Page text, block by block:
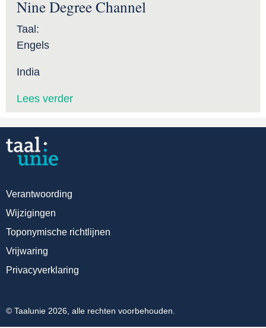
Nine Degree Channel
Taal:
Engels
India
Lees verder
Verantwoording
Wijzigingen
Toponymische richtlijnen
Vrijwaring
Privacyverklaring
© Taalunie 2026, alle rechten voorbehouden.